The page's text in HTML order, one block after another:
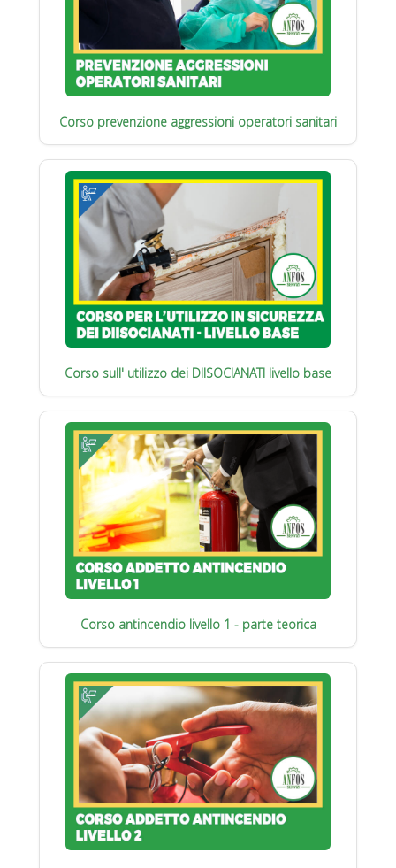
Corso prevenzione aggressioni operatori sanitari
Corso sull' utilizzo dei DIISOCIANATI livello base
Corso antincendio livello 1 - parte teorica